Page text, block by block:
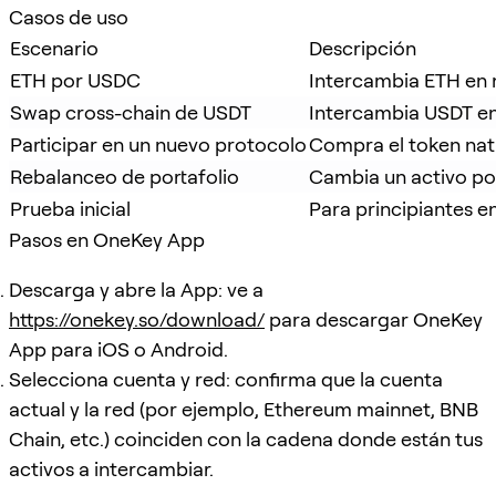
Casos de uso
Escenario
Descripción
ETH por USDC
Intercambia ETH
Swap cross-chain de USDT
Intercambia USDT
Participar en un nuevo protocoloCompra el token
Rebalanceo de portafolio
Cambia un activo
Prueba inicial
Para principiantes
Pasos en OneKey App
Descarga y abre la App: ve a
https://onekey.so/download/ para descargar OneKey
App para iOS o Android.
Selecciona cuenta y red: confirma que la cuenta
actual y la red (por ejemplo, Ethereum mainnet, BNB
Chain, etc.) coinciden con la cadena donde están tus
activos a intercambiar.